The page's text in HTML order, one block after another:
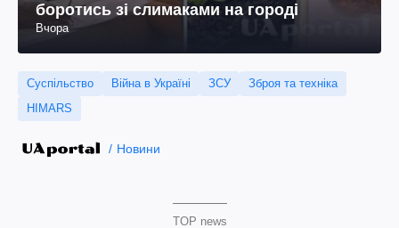
боротись зі слимаками на городі
Вчора
Суспільство Війна в Україні ЗСУ
Зброя та техніка
HIMARS
Новини
TOP news